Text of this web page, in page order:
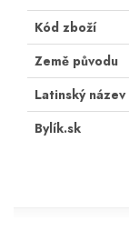
Kód zboží
Země původu
Latinský název
Bylík.sk